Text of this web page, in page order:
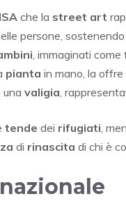
che la street art
persone, sostenendo
, immaginati come
pianta in mano, la offre
una valigia,
tende dei rifugiati,
di rinascita di chi è